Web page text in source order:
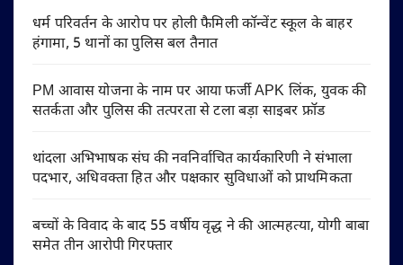
धर्म परिवर्तन के आरोप पर होली फैमिली कॉन्वेंट स्कूल के बाहर
हंगामा, 5 थानों का पुलिस बल तैनात
PM आवास योजना के नाम पर आया फर्जी APK लिंक, युवक की
सतर्कता और पुलिस की तत्परता से टला बड़ा साइबर फ्रॉड
थांदला अभिभाषक संघ की नवनिर्वाचित कार्यकारिणी ने संभाला
पदभार, अधिवक्ता हित और पक्षकार सुविधाओं को प्राथमिकता
बच्चों के विवाद के बाद 55 वर्षीय वृद्ध ने की आत्महत्या, योगी बाबा
समेत तीन आरोपी गिरफ्तार